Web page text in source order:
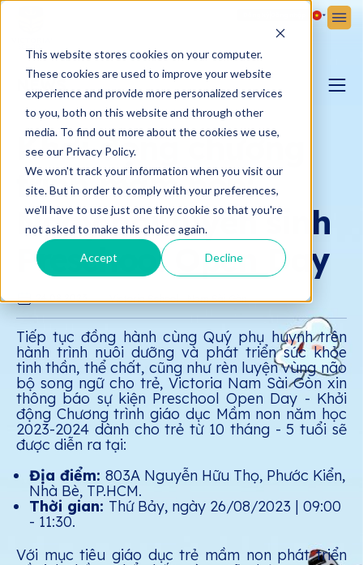
This website stores cookies on your computer.
These cookies are used to improve your website
experience and provide more personalized services
to you, both on this website and through other
media. To find out more about the cookies we use,
see our Privacy Policy.
We won't track your information when you visit our
site. But in order to comply with your preferences,
we'll have to use just one tiny cookie so that you're
not asked to make this choice again.
Accept Decline
NEWS
BLOG YÊU CON
BẢN TIN VICTORIA
Khởi động chương
trình mầm non:
Ngày hội tuyển sinh
Preschool Open Day
24.08.2023 Victoria School - Nam Sài Gòn
Tiếp tục đồng hành cùng Quý phụ huynh trên
hành trình nuôi dưỡng và phát triển sức khỏe
tinh thần, thể chất, cũng như rèn luyện vùng não
bộ song ngữ cho trẻ, Victoria Nam Sài Gòn xin
thông báo sự kiện Preschool Open Day - Khởi
động Chương trình giáo dục Mầm non năm học
2023-2024 dành cho trẻ từ 10 tháng - 5 tuổi sẽ
được diễn ra tại:
Địa điểm: 803A Nguyễn Hữu Thọ, Phước Kiển,
Nhà Bè, TP.HCM.
Thời gian: Thứ Bảy, ngày 26/08/2023 | 09:00
- 11:30.
Với mục tiêu giáo dục trẻ mầm non phát triển